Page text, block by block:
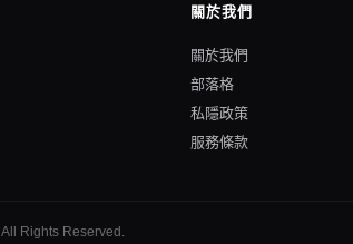
關於我們
關於我們
部落格
私隱政策
服務條款
. All Rights Reserved.